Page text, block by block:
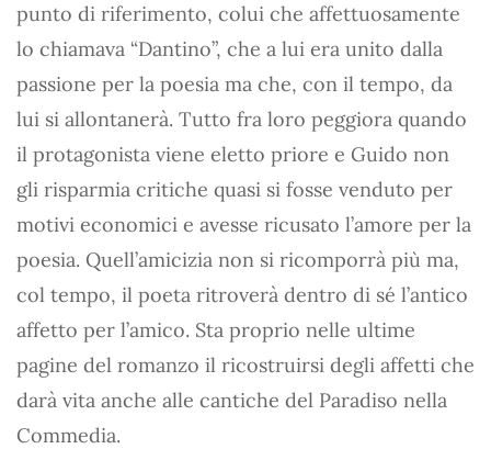
punto di riferimento, colui che affettuosamente
lo chiamava “Dantino”, che a lui era unito dalla
passione per la poesia ma che, con il tempo, da
lui si allontanerà. Tutto fra loro peggiora quando
il protagonista viene eletto priore e Guido non
gli risparmia critiche quasi si fosse venduto per
motivi economici e avesse ricusato l’amore per la
poesia. Quell’amicizia non si ricomporrà più ma,
col tempo, il poeta ritroverà dentro di sé l’antico
affetto per l’amico. Sta proprio nelle ultime
pagine del romanzo il ricostruirsi degli affetti che
darà vita anche alle cantiche del Paradiso nella
Commedia.